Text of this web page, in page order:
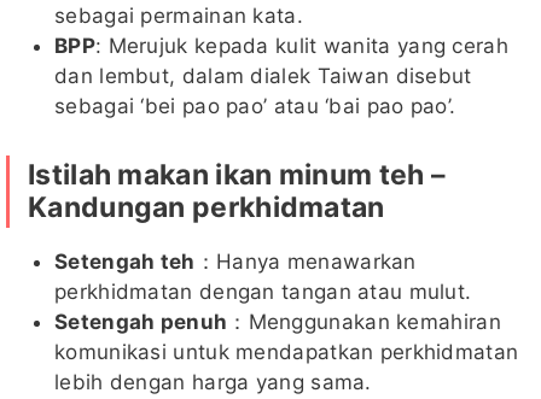
sebagai permainan kata.
BPP: Merujuk kepada kulit wanita yang cerah
dan lembut, dalam dialek Taiwan disebut
sebagai ‘bei pao pao’ atau ‘bai pao pao’.
Istilah makan ikan minum teh –
Kandungan perkhidmatan
Setengah teh ：Hanya menawarkan
perkhidmatan dengan tangan atau mulut.
Setengah penuh ：Menggunakan kemahiran
komunikasi untuk mendapatkan perkhidmatan
lebih dengan harga yang sama.